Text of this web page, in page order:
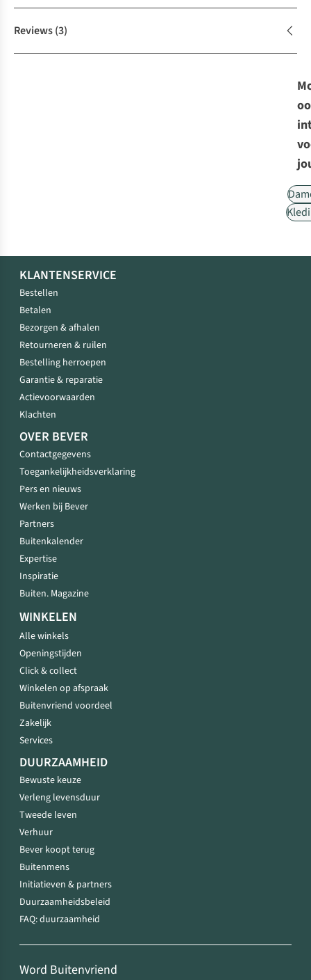
Reviews(3)
KLANTENSERVICE
Bestellen
Betalen
Bezorgen & afhalen
Retourneren & ruilen
Bestelling herroepen
Garantie & reparatie
Actievoorwaarden
Klachten
OVER BEVER
Contactgegevens
Toegankelijkheidsverklaring
Pers en nieuws
Werken bij Bever
Partners
Buitenkalender
Expertise
Inspiratie
Buiten. Magazine
WINKELEN
Alle winkels
Openingstijden
Click & collect
Winkelen op afspraak
Buitenvriend voordeel
Zakelijk
Services
DUURZAAMHEID
Bewuste keuze
Verleng levensduur
Tweede leven
Verhuur
Bever koopt terug
Buitenmens
Initiatieven & partners
Duurzaamheidsbeleid
FAQ: duurzaamheid
Word Buitenvriend